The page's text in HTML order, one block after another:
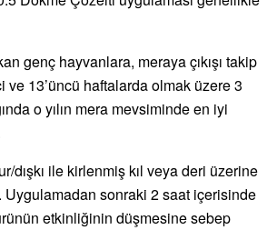
genç hayvanlara, meraya çıkışı takip
ve 13’üncü haftalarda olmak üzere 3
o yılın mera mevsiminde en iyi
dışkı ile kirlenmiş kıl veya deri üzerine
Uygulamadan sonraki 2 saat içerisinde
etkinliğinin düşmesine sebep